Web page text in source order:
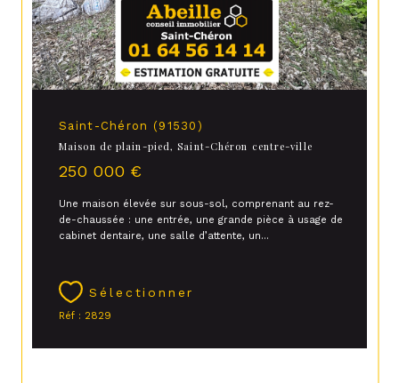
Saint-Chéron (91530)
Maison de plain-pied, Saint-Chéron centre-ville
250 000 €
Une maison élevée sur sous-sol, comprenant au rez-
de-chaussée : une entrée, une grande pièce à usage de
cabinet dentaire, une salle d’attente, un...
Sélectionner
Réf : 2829